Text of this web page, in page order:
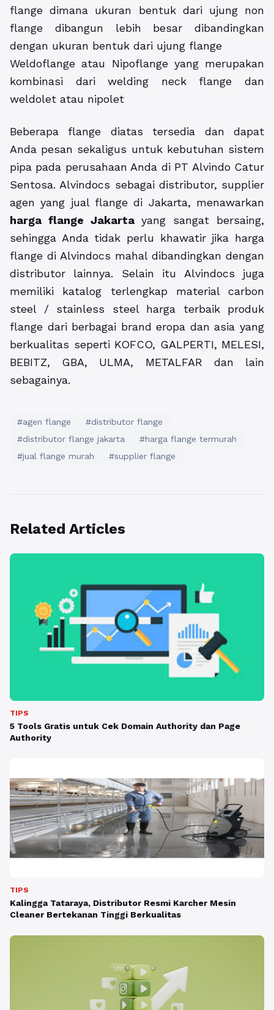
flange dimana ukuran bentuk dari ujung non
flange dibangun lebih besar dibandingkan
dengan ukuran bentuk dari ujung flange
Weldoflange atau Nipoflange yang merupakan
kombinasi dari welding neck flange dan
weldolet atau nipolet
Beberapa flange diatas tersedia dan dapat
Anda pesan sekaligus untuk kebutuhan sistem
pipa pada perusahaan Anda di PT Alvindo Catur
Sentosa. Alvindocs sebagai distributor, supplier
agen yang jual flange di Jakarta, menawarkan
harga flange Jakartayang sangat bersaing,
sehingga Anda tidak perlu khawatir jika harga
flange di Alvindocs mahal dibandingkan dengan
distributor lainnya. Selain itu Alvindocs juga
memiliki katalog terlengkap material carbon
steel / stainless steel harga terbaik produk
flange dari berbagai brand eropa dan asia yang
berkualitas seperti KOFCO, GALPERTI, MELESI,
BEBITZ, GBA, ULMA, METALFAR dan lain
sebagainya.
#agen flange
#distributor flange
#distributor flange jakarta
#harga flange termurah
#jual flange murah
#supplier flange
Related Articles
TIPS
5 Tools Gratis untuk Cek Domain Authority dan Page
Authority
TIPS
Kalingga Tataraya, Distributor Resmi Karcher Mesin
Cleaner Bertekanan Tinggi Berkualitas